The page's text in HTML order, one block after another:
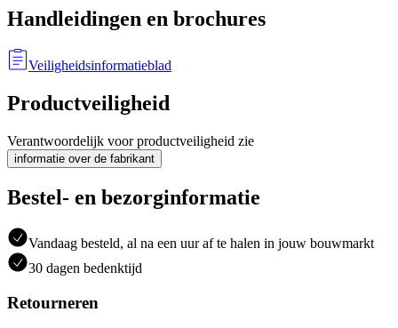
Handleidingen en brochures
Veiligheidsinformatieblad
Productveiligheid
Verantwoordelijk voor productveiligheid zie
informatie over de fabrikant
Bestel- en bezorginformatie
Vandaag besteld, al na een uur af te halen in jouw bouwmarkt
30 dagen bedenktijd
Retourneren